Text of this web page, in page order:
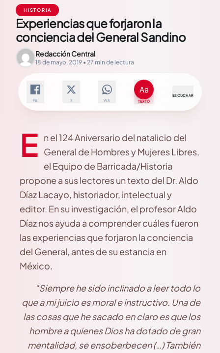
HISTORIA
Experiencias que forjaron la
conciencia del General Sandino
Redacción Central
18 de mayo, 2019 • 27 min de lectura
FB X WA TEXTO
ESCUCHAR
E n el 124 Aniversario del natalicio del
General de Hombres y Mujeres Libres,
el Equipo de Barricada/Historia
propone a sus lectores un texto del Dr. Aldo
Díaz Lacayo, historiador, intelectual y
editor. En su investigación, el profesor Aldo
Díaz nos ayuda a comprender cuáles fueron
las experiencias que forjaron la conciencia
del General, antes de su estancia en
México.
“Siempre he sido inclinado a leer todo lo
que a mi juicio es moral e instructivo. Una de
las cosas que he sacado en claro es que los
hombre a quienes Dios ha dotado de gran
mentalidad, se ensoberbecen (…) También